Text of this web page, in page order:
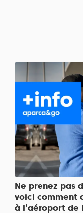
Ne prenez pas
voici comment
à l’aéroport de